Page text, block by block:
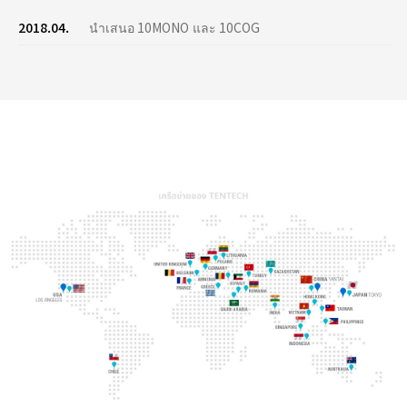
2018.04. นำเสนอ 10MONO และ 10COG